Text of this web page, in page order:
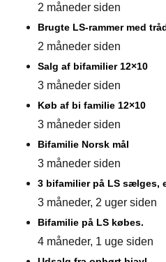
2 måneder siden
Brugte LS-rammer med
2 måneder siden
Salg af bifamilier 12×10
3 måneder siden
Køb af bi familie 12×10
3 måneder siden
Bifamilie Norsk mål
3 måneder siden
3 bifamilier på LS sælges,
3 måneder, 2 uger siden
Bifamilie på LS købes.
4 måneder, 1 uge siden